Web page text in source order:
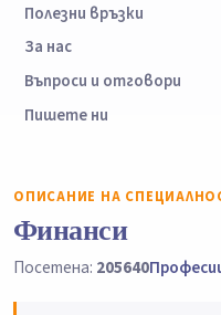
Полезни връзки
За нас
Въпроси и отговори
Пишете ни
ОПИСАНИЕ НА
Финанси
Посетена: 205640